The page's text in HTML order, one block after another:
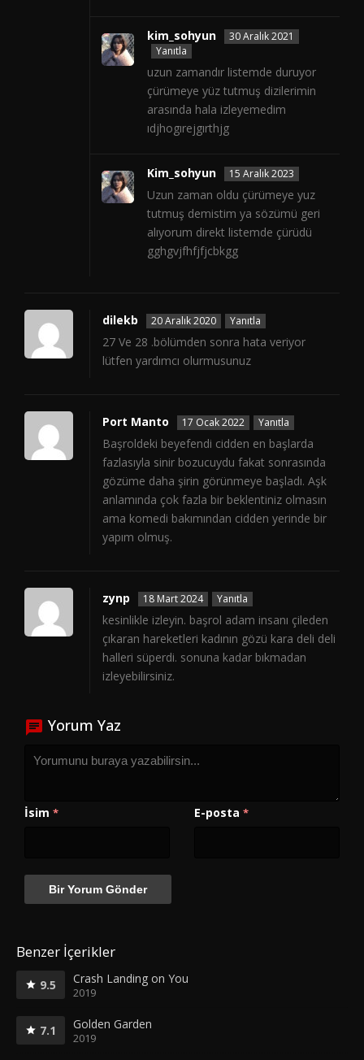
kim_sohyun
30 Aralık 2021
Yanıtla
uzun zamandır listemde duruyor
çürümeye yüz tutmuş dizilerimin
arasında hala izleyemedim
ıdjhogırejgırthjg
Kim_sohyun 15 Aralık 2023
Uzun zaman oldu çürümeye yuz
tutmuş demistim ya sözümü geri
alıyorum direkt listemde çürüdü
gghgvjfhfjfjcbkgg
dilekb 20 Aralık 2020 Yanıtla
27 Ve 28 .bölümden sonra hata veriyor
lütfen yardımcı olurmusunuz
Port Manto 17 Ocak 2022 Yanıtla
Başroldeki beyefendi cidden en başlarda
fazlasıyla sinir bozucuydu fakat sonrasında
gözüme daha şirin görünmeye başladı. Aşk
anlamında çok fazla bir beklentiniz olmasın
ama komedi bakımından cidden yerinde bir
yapım olmuş.
zynp 18 Mart 2024 Yanıtla
kesinlikle izleyin. başrol adam insanı çileden
çıkaran hareketleri kadının gözü kara deli deli
halleri süperdi. sonuna kadar bıkmadan
izleyebilirsiniz.
Yorum Yaz
İsim * E-posta *
Benzer İçerikler
9.5 Crash Landing on You
2019
7.1 Golden Garden
2019